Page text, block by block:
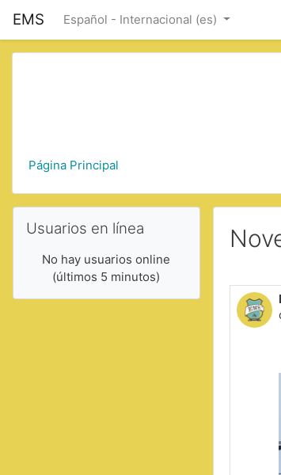
EMS Español - Internacional ‎(es)‎
Página Principal
Saltar Usuarios en línea
Usuarios en línea
No hay usuarios online
(últimos 5 minutos)